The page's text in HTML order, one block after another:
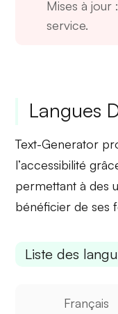
Mises à jour
service.
Langues
Text-Generator
l’accessibilité
permettant à des
bénéficier de ses
Liste des
Français